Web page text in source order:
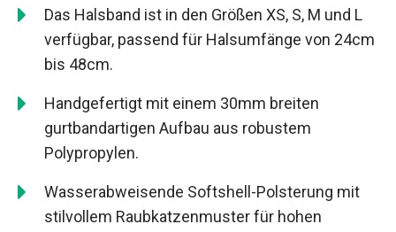
Das Halsband ist in den Größen XS, S, M und L
verfügbar, passend für Halsumfänge von 24cm
bis 48cm.
Handgefertigt mit einem 30mm breiten
gurtbandartigen Aufbau aus robustem
Polypropylen.
Wasserabweisende Softshell-Polsterung mit
stilvollem Raubkatzenmuster für hohen